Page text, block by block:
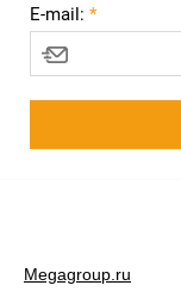
E-mail: *
Megagroup.ru